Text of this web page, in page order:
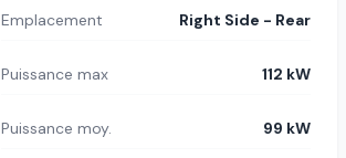
Emplacement Right Side - Rear
Puissance max 112 kW
Puissance moy. 99 kW